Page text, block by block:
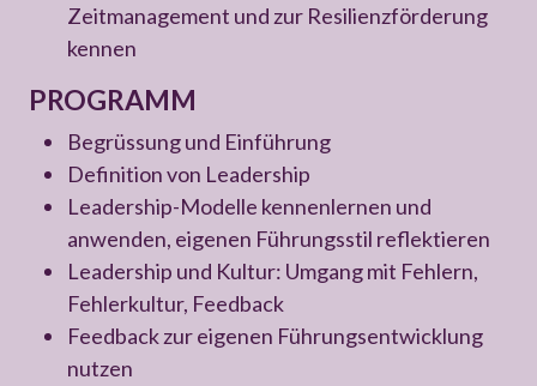
Zeitmanagement und zur Resilienzförderung
kennen
PROGRAMM
Begrüssung und Einführung
Definition von Leadership
Leadership-Modelle kennenlernen und
anwenden, eigenen Führungsstil reflektieren
Leadership und Kultur: Umgang mit Fehlern,
Fehlerkultur, Feedback
Feedback zur eigenen Führungsentwicklung
nutzen